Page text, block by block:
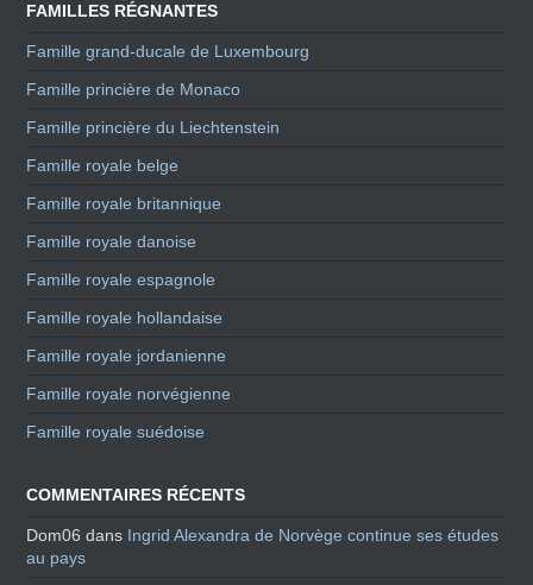
FAMILLES RÉGNANTES
Famille grand-ducale de Luxembourg
Famille princière de Monaco
Famille princière du Liechtenstein
Famille royale belge
Famille royale britannique
Famille royale danoise
Famille royale espagnole
Famille royale hollandaise
Famille royale jordanienne
Famille royale norvégienne
Famille royale suédoise
COMMENTAIRES RÉCENTS
Dom06 dans Ingrid Alexandra de Norvège continue ses études
au pays